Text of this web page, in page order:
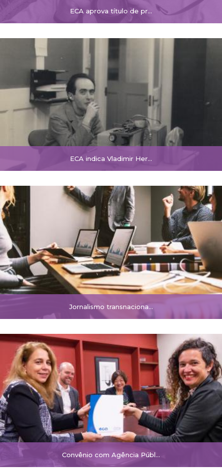
ECA aprova título de pr...
ECA indica Vladimir Her...
Jornalismo transnaciona...
Convênio com Agência Públ...